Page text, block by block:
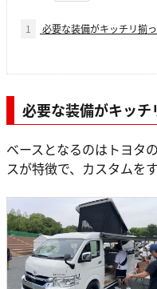
1 必要な装備がキッチリ揃
必要な装備がキッ
ベースとなるのはトヨタ
スが特徴で、カスタムを